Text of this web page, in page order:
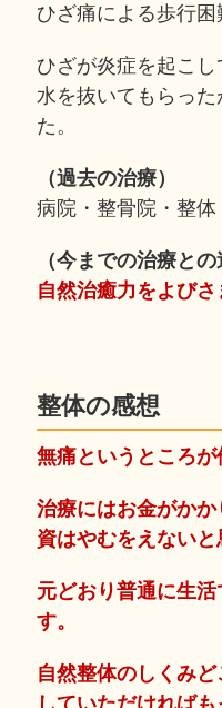
ひざ痛による歩行困
ひざが炎症を起こ
水を抜いてもらっ
た。
（過去の治療）
病院・整骨院・整
（今までの治療との
自然治癒力をよびさ
整体の感想
無痛というところが
治療にはお金がか
資はやむをえないと
元どおり普通に生
す。
自然整体のしくみ
していただければ